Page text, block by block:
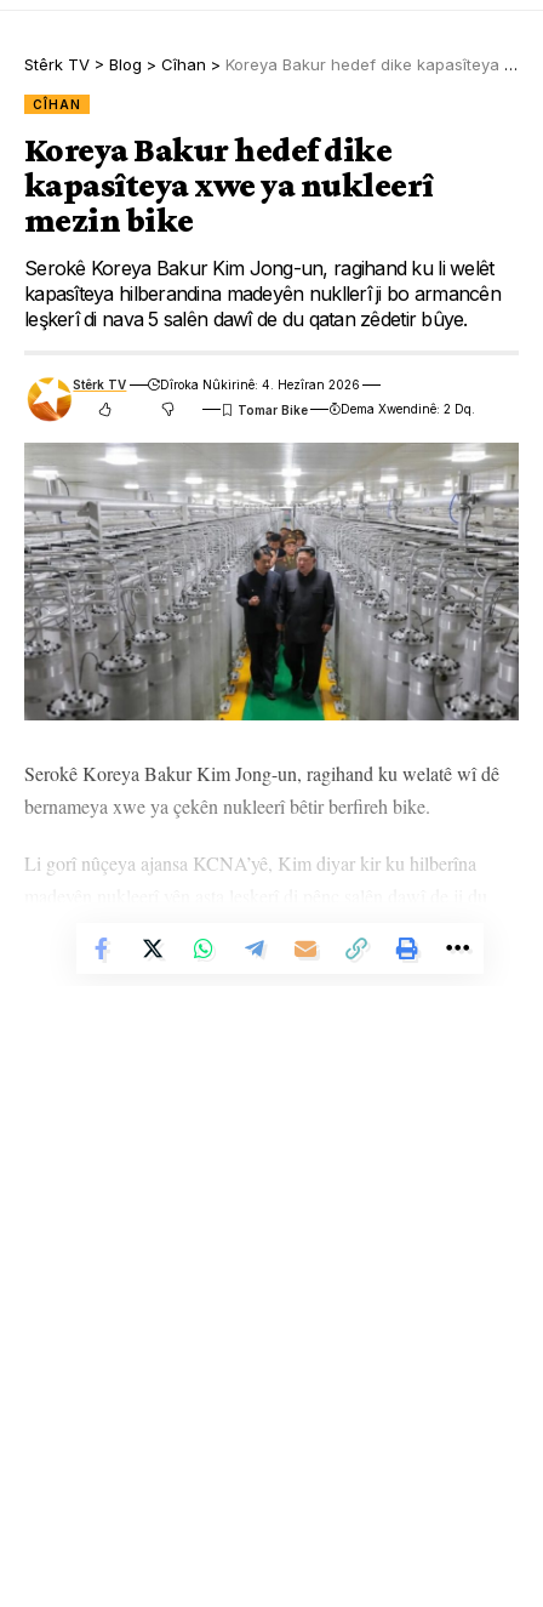
Stêrk TV > Blog > Cîhan > Koreya Bakur hedef dike kapasîteya xwe ya nukleerî mezin bike
CÎHAN
Koreya Bakur hedef dike
kapasîteya xwe ya nukleerî
mezin bike
Serokê Koreya Bakur Kim Jong-un, ragihand ku li welêt
kapasîteya hilberandina madeyên nukllerî ji bo armancên
leşkerî di nava 5 salên dawî de du qatan zêdetir bûye.
Stêrk TV
Dîroka Nûkirinê: 4. Hezîran 2026
Dema Xwendinê: 2 Dq.
Serokê Koreya Bakur Kim Jong-un, ragihand ku welatê wî dê
bernameya xwe ya çekên nukleerî bêtir berfireh bike.
Li gorî nûçeya ajansa KCNA’yê, Kim diyar kir ku hilberîna
diyar kir ku ji ber zêdebûna gefan ew ê hêza nukleerî bêtir xurt
Vê Nûçeyê Bixwîne